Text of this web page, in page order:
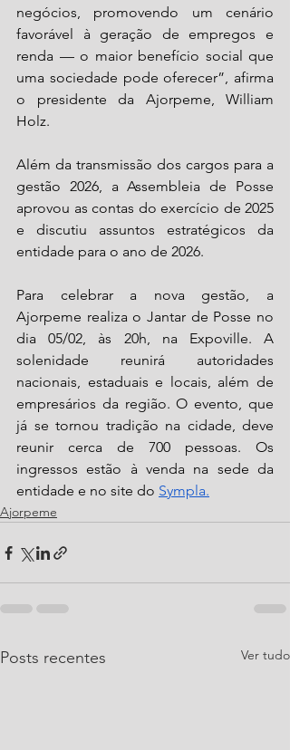
negócios, promovendo um cenário
favorável à geração de empregos e
renda — o maior benefício social que
uma sociedade pode oferecer”, afirma
o presidente da Ajorpeme, William
Holz.
Além da transmissão dos cargos para a
gestão 2026, a Assembleia de Posse
aprovou as contas do exercício de 2025
e discutiu assuntos estratégicos da
entidade para o ano de 2026.
Para celebrar a nova gestão, a
Ajorpeme realiza o Jantar de Posse no
dia 05/02, às 20h, na Expoville. A
solenidade reunirá autoridades
nacionais, estaduais e locais, além de
empresários da região. O evento, que
já se tornou tradição na cidade, deve
reunir cerca de 700 pessoas. Os
ingressos estão à venda na sede da
entidade e no site do Sympla.
Ajorpeme
Posts recentes Ver tudo